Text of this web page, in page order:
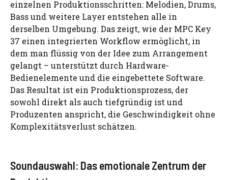
einzelnen Produktionsschritten: Melodien, Drums,
Bass und weitere Layer entstehen alle in
derselben Umgebung. Das zeigt, wie der MPC Key
37 einen integrierten Workflow ermöglicht, in
dem man flüssig von der Idee zum Arrangement
gelangt – unterstützt durch Hardware-
Bedienelemente und die eingebettete Software.
Das Resultat ist ein Produktionsprozess, der
sowohl direkt als auch tiefgründig ist und
Produzenten anspricht, die Geschwindigkeit ohne
Komplexitätsverlust schätzen.
Soundauswahl: Das emotionale Zentrum der